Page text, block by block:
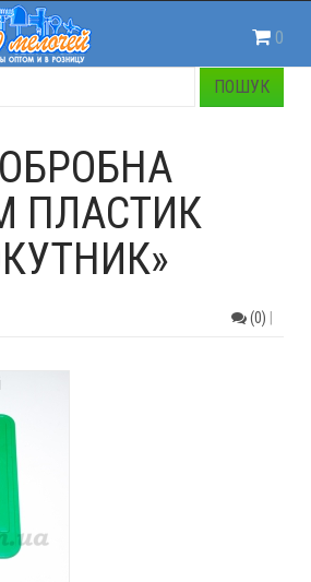
0
ПЛАСТИК
(0)